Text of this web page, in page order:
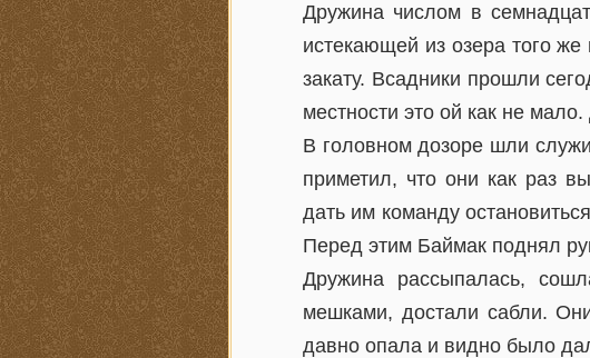
Дружина числом в
истекающей из озера того
закату. Всадники прошли
местности это ой как не
В головном дозоре шли
приметил, что они как раз
дать им команду
Перед этим Баймак поднял
Дружина рассыпалась,
мешками, достали сабли.
давно опала и видно было